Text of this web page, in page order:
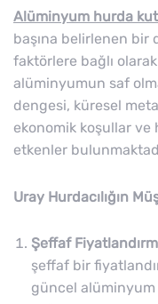
Alüminyum hurda
başına belirlenen bir
faktörlere bağlı
alüminyumun saf
dengesi, küresel
ekonomik koşullar
etkenler
Uray Hurdacılığın
Şeffaf
şeffaf bir
güncel